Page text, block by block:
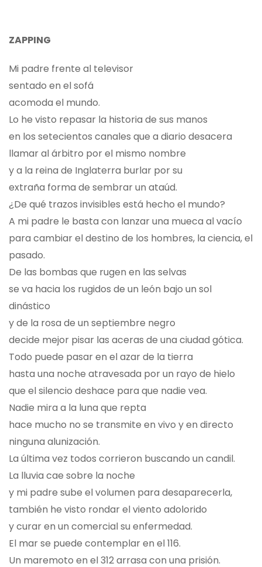
ZAPPING
Mi padre frente al televisor
sentado en el sofá
acomoda el mundo.
Lo he visto repasar la historia de sus manos
en los setecientos canales que a diario desacera
llamar al árbitro por el mismo nombre
y a la reina de Inglaterra burlar por su
extraña forma de sembrar un ataúd.
¿De qué trazos invisibles está hecho el mundo?
A mi padre le basta con lanzar una mueca al vacío
para cambiar el destino de los hombres, la ciencia, el
pasado.
De las bombas que rugen en las selvas
se va hacia los rugidos de un león bajo un sol
dinástico
y de la rosa de un septiembre negro
decide mejor pisar las aceras de una ciudad gótica.
Todo puede pasar en el azar de la tierra
hasta una noche atravesada por un rayo de hielo
que el silencio deshace para que nadie vea.
Nadie mira a la luna que repta
hace mucho no se transmite en vivo y en directo
ninguna alunización.
La última vez todos corrieron buscando un candil.
La lluvia cae sobre la noche
y mi padre sube el volumen para desaparecerla,
también he visto rondar el viento adolorido
y curar en un comercial su enfermedad.
El mar se puede contemplar en el 116.
Un maremoto en el 312 arrasa con una prisión.